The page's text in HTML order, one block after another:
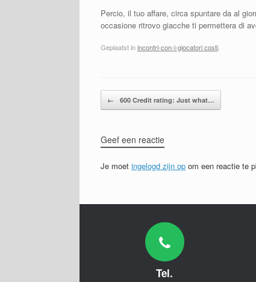
Percio, il tuo affare, circa spuntare da al
occasione ritrovo giacche ti permettera di
Geplaatst inincontri-con-i-giocatori costi
Bericht navigatie
← 600 Credit rating: Just what…
Geef een reactie
Je moet ingelogd zijn op om een reactie te
Tel.